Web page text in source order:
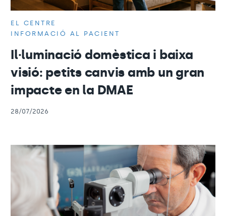
EL CENTRE
INFORMACIÓ AL PACIENT
Il·luminació domèstica i baixa
visió: petits canvis amb un gran
impacte en la DMAE
28/07/2026